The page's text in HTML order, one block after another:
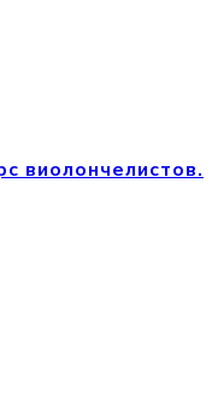
виолончелистов.